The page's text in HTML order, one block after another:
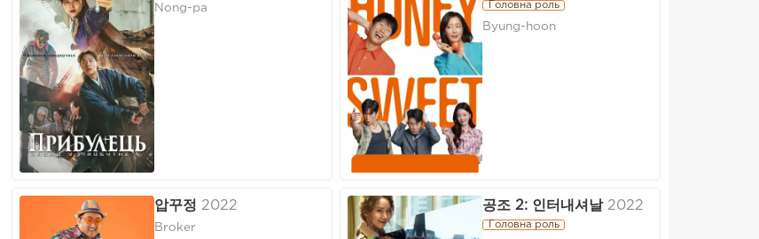
Nong-pa Головна роль
Byung-hoon
압꾸정 2022
Broker
공조 2: 인터내셔날 2022
Головна роль